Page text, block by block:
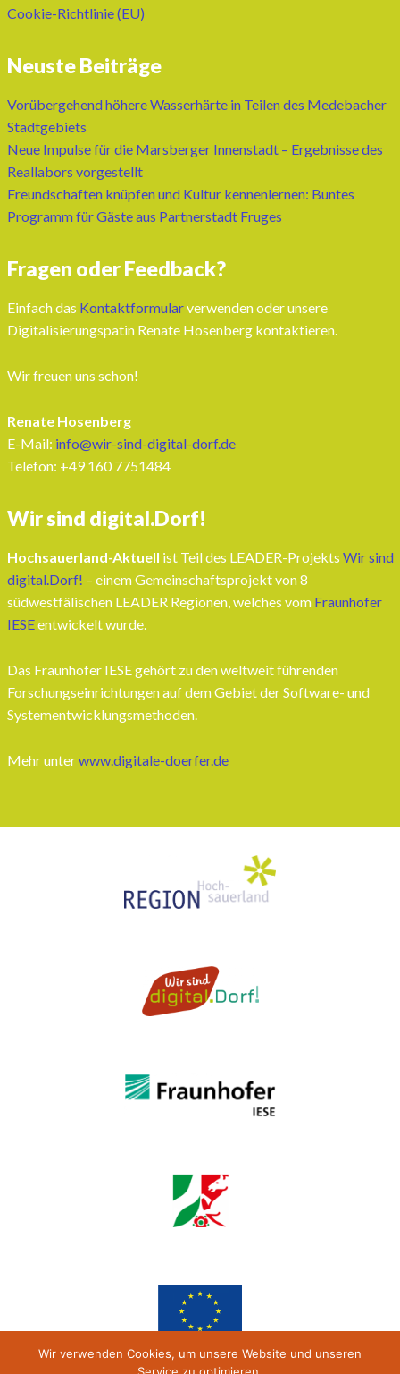
Cookie-Richtlinie (EU)
Neuste Beiträge
Vorübergehend höhere Wasserhärte in Teilen des Medebacher
Stadtgebiets
Neue Impulse für die Marsberger Innenstadt – Ergebnisse des
Reallabors vorgestellt
Freundschaften knüpfen und Kultur kennenlernen: Buntes
Programm für Gäste aus Partnerstadt Fruges
Fragen oder Feedback?
Einfach das Kontaktformularverwenden oder unsere
Digitalisierungspatin Renate Hosenberg kontaktieren.
Wir freuen uns schon!
Renate Hosenberg
E-Mail: info@wir-sind-digital-dorf.de
Telefon: ‭+49 160 7751484‬
Wir sind digital.Dorf!
Hochsauerland-Aktuell ist Teil des LEADER-Projekts Wir sind
digital.Dorf! – einem Gemeinschaftsprojekt von 8
südwestfälischen LEADER Regionen, welches vom Fraunhofer
IESEentwickelt wurde.
Das Fraunhofer IESE gehört zu den weltweit führenden
Forschungseinrichtungen auf dem Gebiet der Software- und
Systementwicklungsmethoden.
Mehr unterwww.digitale-doerfer.de
Wir verwenden Cookies, um unsere Website und unseren